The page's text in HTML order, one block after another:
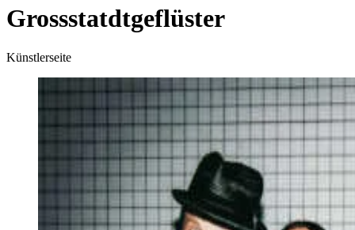
Grossstatdtgeflüster
Künstlerseite